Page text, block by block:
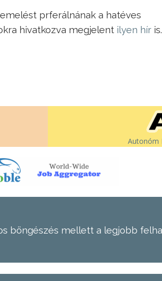
prferálnának a hatéves
hivatkozva megjelent ilyen hír is.
Autonóm
böngészés mellett a legjobb